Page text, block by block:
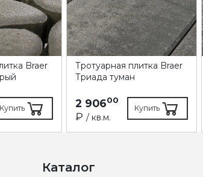
Braer
Купить
Тротуарная плитка Braer
Триада туман
2 90600
₽ / кв.м.
Купить
Каталог